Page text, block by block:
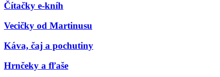
Čítačky e-kníh
Vecičky od Martinusu
Káva, čaj a pochutiny
Hrnčeky a fľaše